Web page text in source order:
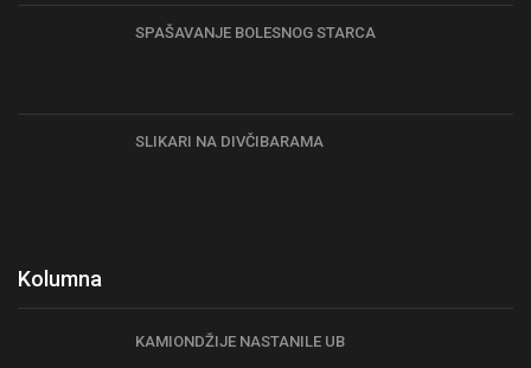
SPAŠAVANJE BOLESNOG STARCA
SLIKARI NA DIVČIBARAMA
Kolumna
KAMIONDŽIJE NASTANILE UB